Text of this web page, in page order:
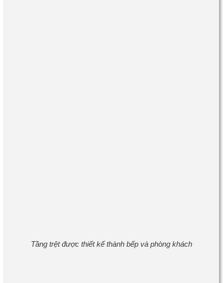
Tầng trệt được thiết kế thành bếp và phòng khách